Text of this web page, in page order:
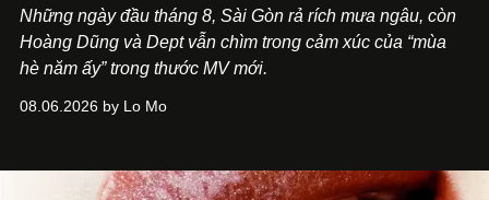
Những ngày đầu tháng 8, Sài Gòn rả rích mưa ngâu, còn
Hoàng Dũng và Dept vẫn chìm trong cảm xúc của “mùa
hè năm ấy” trong thước MV mới.
08.06.2026 by Lo Mo